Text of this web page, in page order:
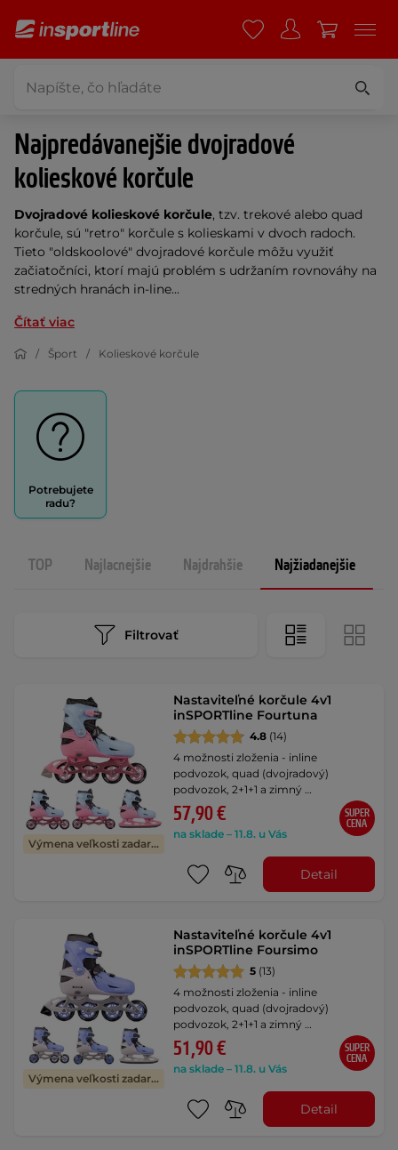
Najpredávanejšie dvojradové
kolieskové korčule
Dvojradové kolieskové korčule, tzv. trekové alebo quad
korčule, sú "retro" korčule s kolieskami v dvoch radoch.
Tieto "oldskoolové" dvojradové korčule môžu využiť
začiatočníci, ktorí majú problém s udržaním rovnováhy na
stredných hranách in-line...
Čítať viac
Šport Kolieskové korčule
Potrebujete
radu?
TOP Najlacnejšie Najdrahšie Najžiadanejšie
Filtrovať
Výmena veľkosti zadarmo
Nastaviteľné korčule 4v1
inSPORTline Fourtuna
4.8 (14)
4 možnosti zloženia - inline
podvozok, quad (dvojradový)
podvozok, 2+1+1 a zimný …
57,90 €
na sklade – 11.8. u Vás
SUPER
CENA
Detail
Výmena veľkosti zadarmo
Nastaviteľné korčule 4v1
inSPORTline Foursimo
5 (13)
4 možnosti zloženia - inline
podvozok, quad (dvojradový)
podvozok, 2+1+1 a zimný …
51,90 €
na sklade – 11.8. u Vás
SUPER
CENA
Detail